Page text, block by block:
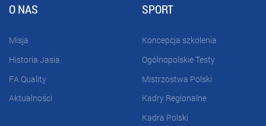
O NAS
Misja
Historia Jasia
FA Quality
Aktualności
SPORT
Koncepcja szkolenia
Ogólnopolskie Testy
Mistrzostwa Polski
Kadry Regionalne
Kadra Polski